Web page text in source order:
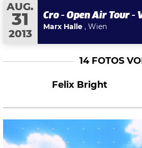
AUG.
31
2013
Cro - Open Air Tour -
Marx Halle , Wien
14 FOTOS
Felix Bright